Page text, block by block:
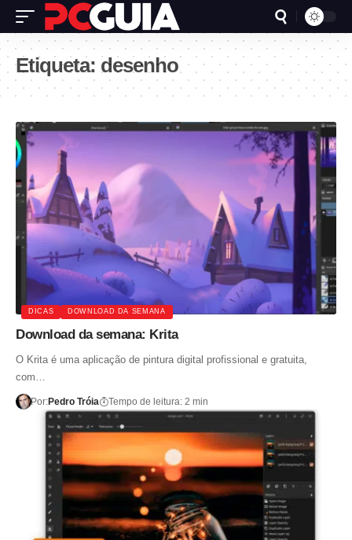
Etiqueta: desenho
DICAS DOWNLOAD DA SEMANA
Download da semana: Krita
O Krita é uma aplicação de pintura digital profissional e gratuita,
com…
Por:Pedro Tróia Tempo de leitura: 2 min